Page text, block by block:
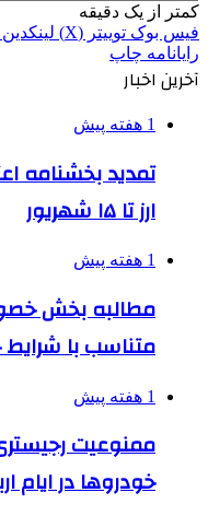
کمتر از یک دقیقه
فیس بوک توییتر (X) لینکدین
رایانامه چاپ
آخرین اخبار
1 هفته پیش
تمدید بخشنامه
ارز تا ۱۵ شهریور
1 هفته پیش
مطالبه بخش
متناسب با
1 هفته پیش
ممنوعیت
خودروها در ایام